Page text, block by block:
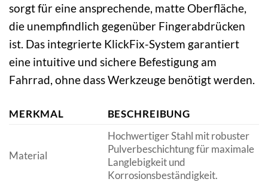
sorgt für eine ansprechende, matte Oberfläche,
die unempfindlich gegenüber Fingerabdrücken
ist. Das integrierte KlickFix-System garantiert
eine intuitive und sichere Befestigung am
Fahrrad, ohne dass Werkzeuge benötigt werden.
MERKMAL BESCHREIBUNG
Material
Hochwertiger Stahl mit robuster
Pulverbeschichtung für maximale
Langlebigkeit und
Korrosionsbeständigkeit.